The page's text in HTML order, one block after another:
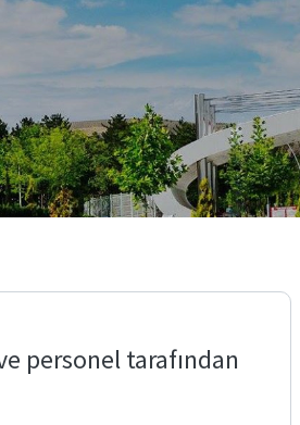
personel tarafından